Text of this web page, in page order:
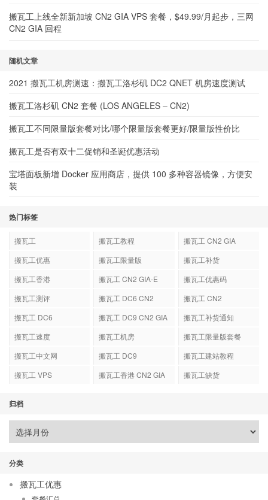
搬瓦工上线全新新加坡 CN2 GIA VPS 套餐，$49.99/月起步，三网
CN2 GIA 回程
随机文章
2021 搬瓦工机房测速：搬瓦工洛杉矶 DC2 QNET 机房速度测试
搬瓦工洛杉矶 CN2 套餐 (LOS ANGELES – CN2)
搬瓦工不同限量版套餐对比/哪个限量版套餐更好/限量版性价比
搬瓦工是否有双十二促销和圣诞优惠活动
宝塔面板新增 Docker 应用商店，提供 100 多种容器镜像，方便安
装
热门标签
搬瓦工 搬瓦工教程
搬瓦工 CN2 GIA
搬瓦工优惠
搬瓦工限量版
搬瓦工补货
搬瓦工香港
搬瓦工 CN2 GIA-E
搬瓦工优惠码
搬瓦工测评
搬瓦工 DC6 CN2
搬瓦工 CN2
搬瓦工 DC6
搬瓦工 DC9 CN2 GIA
搬瓦工补货通知
搬瓦工速度
搬瓦工机房
搬瓦工限量版套餐
搬瓦工中文网
搬瓦工 DC9
搬瓦工建站教程
搬瓦工 VPS
搬瓦工香港 CN2 GIA 搬瓦工缺货
归档
分类
搬瓦工优惠